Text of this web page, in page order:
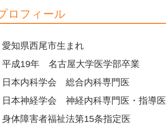
ロフィール
愛知県西尾市生まれ
平成19年 名古屋大学医学部卒業
日本内科学会 総合内科専門医
日本神経学会 神経内科専門医・指導医
身体障害者福祉法第15条指定医